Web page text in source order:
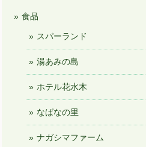
食品
スパーランド
湯あみの島
ホテル花水木
なばなの里
ナガシマファーム